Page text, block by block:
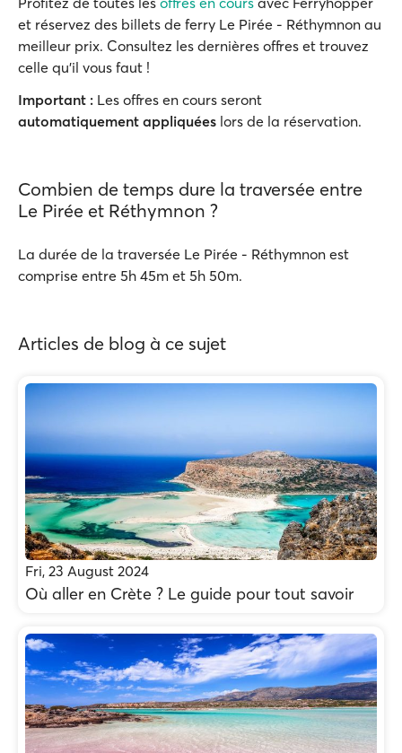
et réservez des billets de ferry Le Pirée - Réthymnon au
meilleur prix. Consultez les dernières offres et trouvez
celle qu'il vous faut !
Important : Les offres en cours seront
automatiquement appliquées lors de la réservation.
Combien de temps dure la traversée entre
Le Pirée et Réthymnon ?
La durée de la traversée Le Pirée - Réthymnon est
comprise entre 5h 45m et 5h 50m.
Articles de blog à ce sujet
Fri, 23 August 2024
Où aller en Crète ? Le guide pour tout savoir